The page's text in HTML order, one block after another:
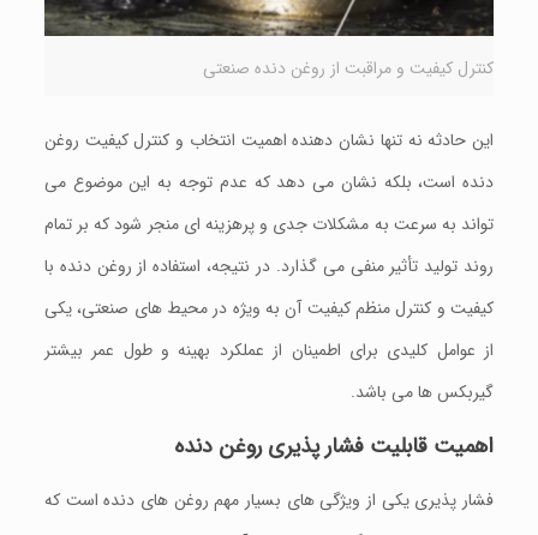
کنترل کیفیت و مراقبت از روغن دنده صنعتی
این حادثه نه تنها نشان‌ دهنده اهمیت انتخاب و کنترل کیفیت روغن
دنده است، بلکه نشان می‌ دهد که عدم توجه به این موضوع می‌
تواند به سرعت به مشکلات جدی و پرهزینه‌ ای منجر شود که بر تمام
روند تولید تأثیر منفی می‌ گذارد. در نتیجه، استفاده از روغن دنده با
کیفیت و کنترل منظم کیفیت آن به‌ ویژه در محیط‌ های صنعتی، یکی
از عوامل کلیدی برای اطمینان از عملکرد بهینه و طول عمر بیشتر
گیربکس ها می‌ باشد.
اهمیت قابلیت فشار پذیری روغن دنده
فشار پذیری یکی از ویژگی‌ های بسیار مهم روغن‌ های دنده است که